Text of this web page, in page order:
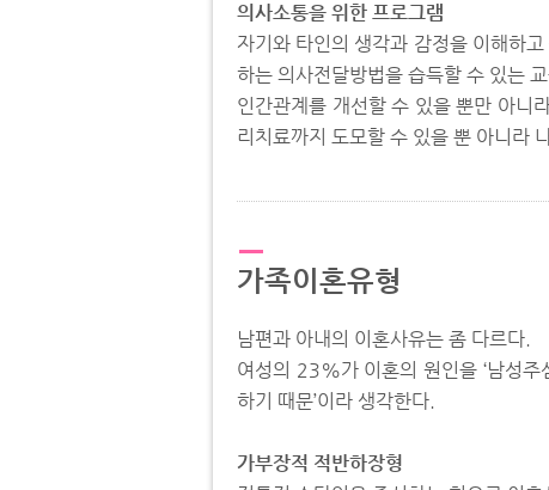
의사소통을 위한 프로그램
자기와 타인의 생각과 감정을 이해하
하는 의사전달방법을 습득할 수 있는
인간관계를 개선할 수 있을 뿐만 아니
리치료까지 도모할 수 있을 뿐 아니라
가족이혼유형
남편과 아내의 이혼사유는 좀 다르다.
여성의 23%가 이혼의 원인을 ‘남성
하기 때문’이라 생각한다.
가부장적 적반하장형